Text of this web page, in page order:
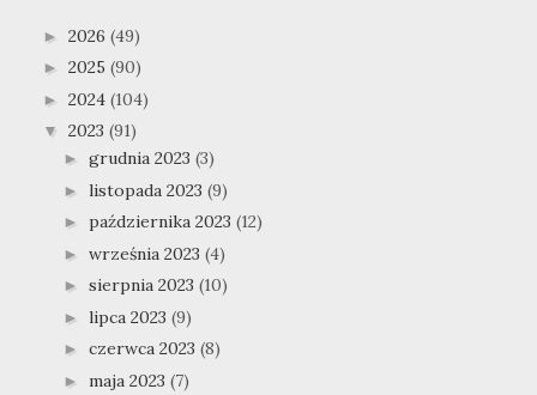
► 2026 (49)
► 2025 (90)
► 2024 (104)
▼ 2023 (91)
► grudnia 2023 (3)
► listopada 2023 (9)
► października 2023 (12)
► września 2023 (4)
► sierpnia 2023 (10)
► lipca 2023 (9)
► czerwca 2023 (8)
► maja 2023 (7)